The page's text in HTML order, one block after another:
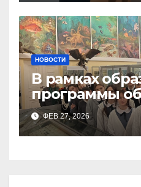
НОВОСТИ
В рамках
программы
9а,8,9б
ФЕВ 27, 2026